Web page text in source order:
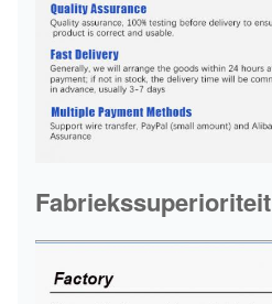
Fabriekssuperioriteit